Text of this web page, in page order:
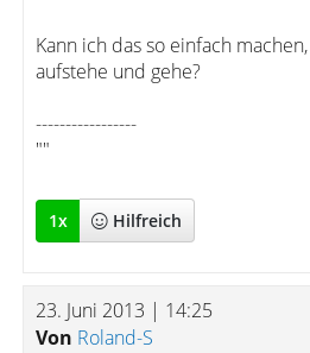
Kann ich das so einfach
aufstehe und gehe?
-----------------
""
1x Hilfreich
23. Juni 2013 | 14:25
Von Roland-S